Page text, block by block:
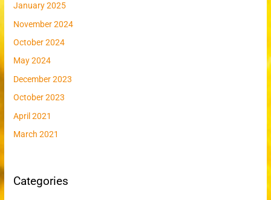
f
o
r
:
January 2025
November 2024
October 2024
May 2024
December 2023
October 2023
April 2021
March 2021
Categories